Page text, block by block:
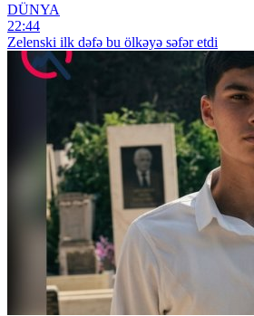
DÜNYA
22:44
Zelenski ilk dəfə bu ölkəyə səfər etdi